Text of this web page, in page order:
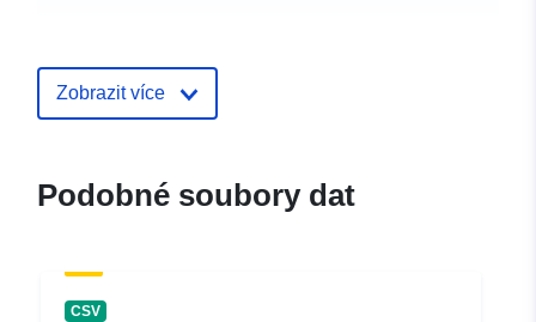
Zobrazit více
Podobné soubory dat
CSV